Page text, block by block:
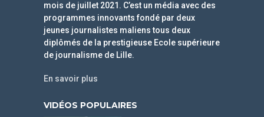
mois de juillet 2021. C’est un média avec des
programmes innovants fondé par deux
jeunes journalistes maliens tous deux
diplômés de la prestigieuse Ecole supérieure
de journalisme de Lille.
En savoir plus
VIDÉOS POPULAIRES